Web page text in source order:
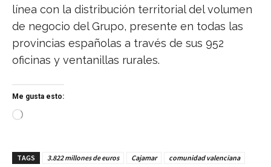
línea con la distribución territorial del volumen
de negocio del Grupo, presente en todas las
provincias españolas a través de sus 952
oficinas y ventanillas rurales.
Me gusta esto:
C
a
TAGS 3.822 millones de euros Cajamar
comunidad valenciana